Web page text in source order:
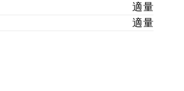
適量
適量